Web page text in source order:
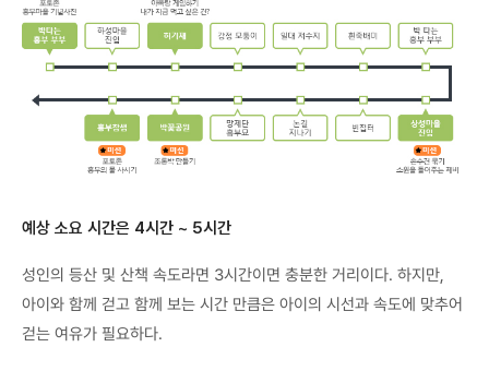
예상 소요 시간은 4시간 ~ 5시간
성인의 등산 및 산책 속도라면 3시간이면 충분한 거리이다. 하지만,
아이와 함께 걷고 함께 보는 시간 만큼은 아이의 시선과 속도에 맞추어
걷는 여유가 필요하다.